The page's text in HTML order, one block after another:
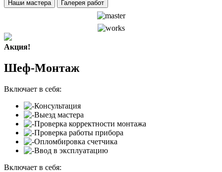
Наши мастера Галерея работ
Акция!
Шеф-Монтаж
Включает в себя:
Консультация
Выезд мастера
Проверка корректности монтажа
Проверка работы прибора
Опломбировка счетчика
Ввод в эксплуатацию
Включает в себя: